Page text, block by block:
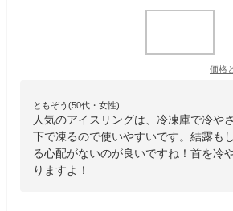
価格
ともぞう(50代・女性)
人気のアイスリングは、冷凍庫で冷や
下で凍るので使いやすいです。結露も
る心配がないのが良いですね！首を冷
りますよ！